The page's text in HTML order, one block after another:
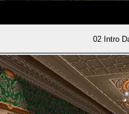
- Die Unsichtbare an unserer
- Fast keine sichtbaren Personen
- Seltene Auswahl-Dialoge
02 Intro